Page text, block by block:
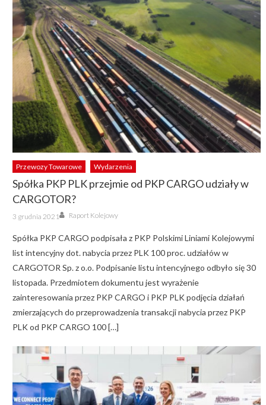
Przewozy Towarowe Wydarzenia
Spółka PKP PLK przejmie od PKP CARGO udziały w
CARGOTOR?
Posted
on
3 grudnia 2021 Author
Raport Kolejowy
Spółka PKP CARGO podpisała z PKP Polskimi Liniami Kolejowymi
list intencyjny dot. nabycia przez PLK 100 proc. udziałów w
CARGOTOR Sp. z o.o. Podpisanie listu intencyjnego odbyło się 30
listopada. Przedmiotem dokumentu jest wyrażenie
zainteresowania przez PKP CARGO i PKP PLK podjęcia działań
zmierzających do przeprowadzenia transakcji nabycia przez PKP
PLK od PKP CARGO 100 […]